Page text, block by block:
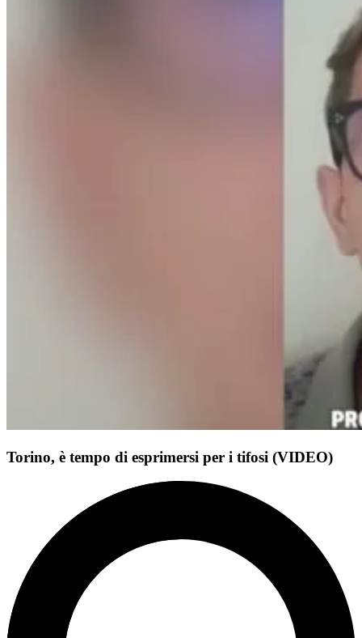
Torino, è tempo di esprimersi per i tifosi (VIDEO)